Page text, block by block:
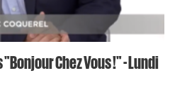
Chez Vous !" - Lundi